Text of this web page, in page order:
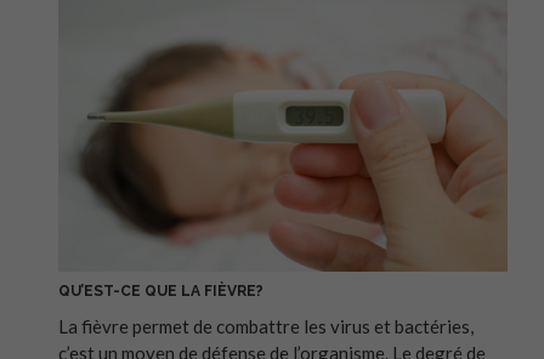
QU’EST-CE QUE LA FIÈVRE?
La fièvre permet de combattre les virus et bactéries,
c’est un moyen de défense de l’organisme. Le degré de